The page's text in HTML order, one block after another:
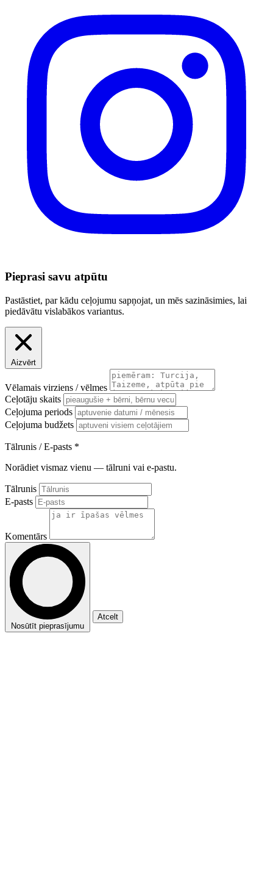
Pieprasi savu atpūtu
Pastāstiet, par kādu ceļojumu sapņojat, un mēs sazināsimies, lai
piedāvātu vislabākos variantus.
Aizvērt
Vēlamais virziens / vēlmes
Ceļotāju skaits
Ceļojuma periods
Ceļojuma budžets
Tālrunis / E-pasts *
Norādiet vismaz vienu — tālruni vai e-pastu.
Tālrunis
E-pasts
Komentārs
Nosūtīt pieprasījumu
Atcelt